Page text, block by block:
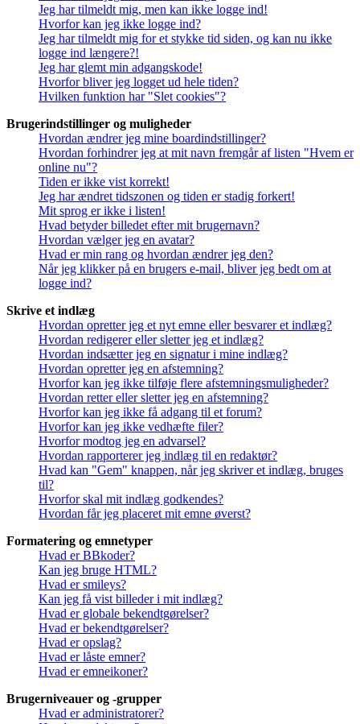
Jeg har tilmeldt mig, men kan ikke logge ind!
Hvorfor kan jeg ikke logge ind?
Jeg har tilmeldt mig for et stykke tid siden, og kan nu ikke
logge ind længere?!
Jeg har glemt min adgangskode!
Hvorfor bliver jeg logget ud hele tiden?
Hvilken funktion har "Slet cookies"?
Brugerindstillinger og muligheder
Hvordan ændrer jeg mine boardindstillinger?
Hvordan forhindrer jeg at mit navn fremgår af listen "Hvem er
online nu"?
Tiden er ikke vist korrekt!
Jeg har ændret tidszonen og tiden er stadig forkert!
Mit sprog er ikke i listen!
Hvad betyder billedet efter mit brugernavn?
Hvordan vælger jeg en avatar?
Hvad er min rang og hvordan ændrer jeg den?
Når jeg klikker på en brugers e-mail, bliver jeg bedt om at
logge ind?
Skrive et indlæg
Hvordan opretter jeg et nyt emne eller besvarer et indlæg?
Hvordan redigerer eller sletter jeg et indlæg?
Hvordan indsætter jeg en signatur i mine indlæg?
Hvordan opretter jeg en afstemning?
Hvorfor kan jeg ikke tilføje flere afstemningsmuligheder?
Hvordan retter eller sletter jeg en afstemning?
Hvorfor kan jeg ikke få adgang til et forum?
Hvorfor kan jeg ikke vedhæfte filer?
Hvorfor modtog jeg en advarsel?
Hvordan rapporterer jeg indlæg til en redaktør?
Hvad kan "Gem" knappen, når jeg skriver et indlæg, bruges
til?
Hvorfor skal mit indlæg godkendes?
Hvordan får jeg placeret mit emne øverst?
Formatering og emnetyper
Hvad er BBkoder?
Kan jeg bruge HTML?
Hvad er smileys?
Kan jeg få vist billeder i mit indlæg?
Hvad er globale bekendtgørelser?
Hvad er bekendtgørelser?
Hvad er opslag?
Hvad er låste emner?
Hvad er emneikoner?
Brugerniveauer og -grupper
Hvad er administratorer?